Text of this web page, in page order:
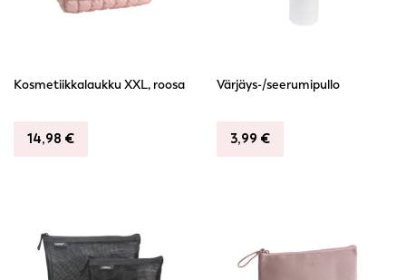
Kosmetiikkalaukku XXL, roosa
14,98 €
Värjäys-/seerumipullo
3,99 €